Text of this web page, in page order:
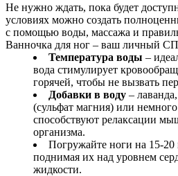
Не нужно ждать, пока будет
условиях можно создать
с помощью воды, массажа и
Ванночка для ног – ваш личный
Температура воды –
вода стимулирует
горячей, чтобы не вызвать
Добавки в воду –
(сульфат магния) или
способствуют релаксации
организма.
Погружайте ноги на
поднимая их над уровнем
жидкости.